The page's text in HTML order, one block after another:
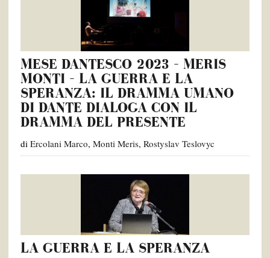
MESE DANTESCO 2023 – MERIS
MONTI – LA GUERRA E LA
SPERANZA: IL DRAMMA UMANO
DI DANTE DIALOGA CON IL
DRAMMA DEL PRESENTE
di Ercolani Marco, Monti Meris, Rostyslav Teslovyc
LA GUERRA E LA SPERANZA